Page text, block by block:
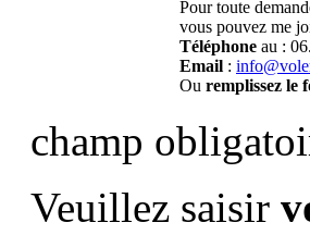
Pour toute
vous pouvez me
Téléphone au :
Email :
Ou remplissez le
champ
Veuillez saisir